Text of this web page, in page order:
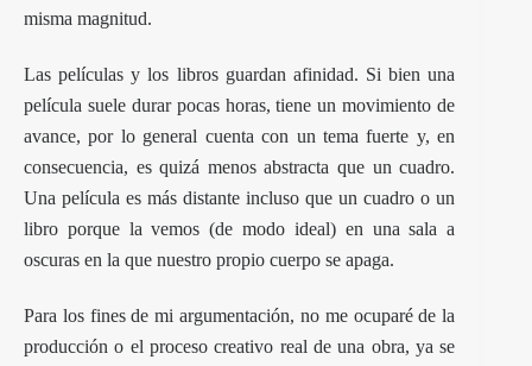
misma magnitud.
Las películas y los libros guardan afinidad. Si bien una
película suele durar pocas horas, tiene un movimiento de
avance, por lo general cuenta con un tema fuerte y, en
consecuencia, es quizá menos abstracta que un cuadro.
Una película es más distante incluso que un cuadro o un
libro porque la vemos (de modo ideal) en una sala a
oscuras en la que nuestro propio cuerpo se apaga.
Para los fines de mi argumentación, no me ocuparé de la
producción o el proceso creativo real de una obra, ya se